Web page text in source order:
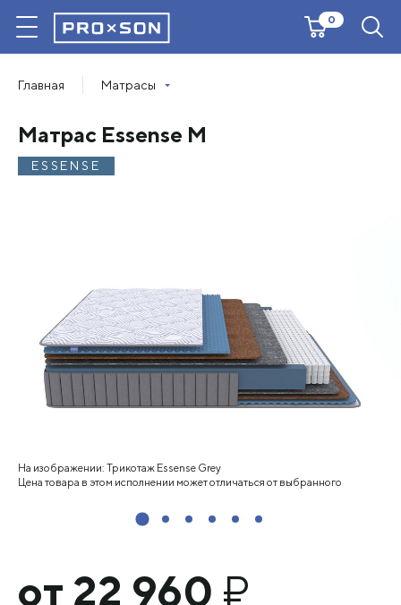
0
Главная Матрасы
ESSENSE
Матрас Essense M
На изображении: Трикотаж Essense Grey
Цена товара в этом исполнении может отличаться от выбранного
от 22 960 ₽